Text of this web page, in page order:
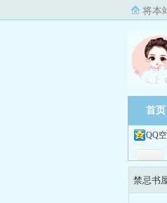
将本
首页
QQ
禁忌书